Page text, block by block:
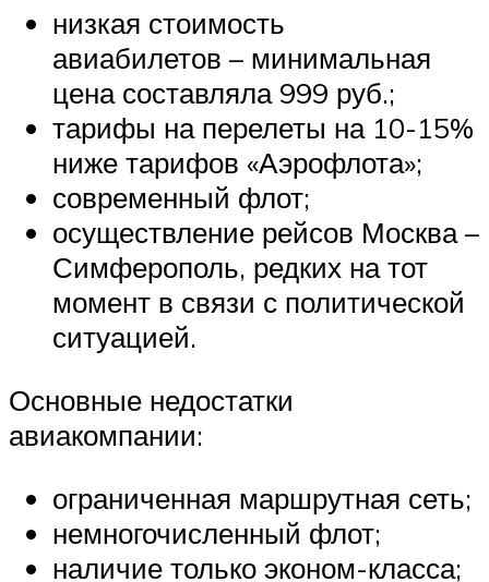
низкая стоимость
авиабилетов – минимальная
цена составляла 999 руб.;
тарифы на перелеты на 10-15%
ниже тарифов «Аэрофлота»;
современный флот;
осуществление рейсов Москва –
Симферополь, редких на тот
момент в связи с политической
ситуацией.
Основные недостатки
авиакомпании:
ограниченная маршрутная сеть;
немногочисленный флот;
наличие только эконом-класса;